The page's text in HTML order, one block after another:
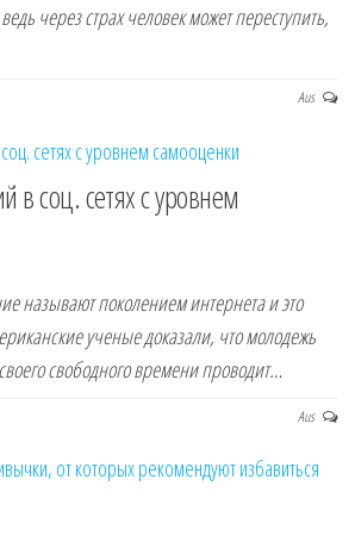
через страх человек может переступить,
Aus
в соц. сетях с уровнем
называют поколением интернета и это
ученые доказали, что молодежь
свободного времени проводит…
Aus